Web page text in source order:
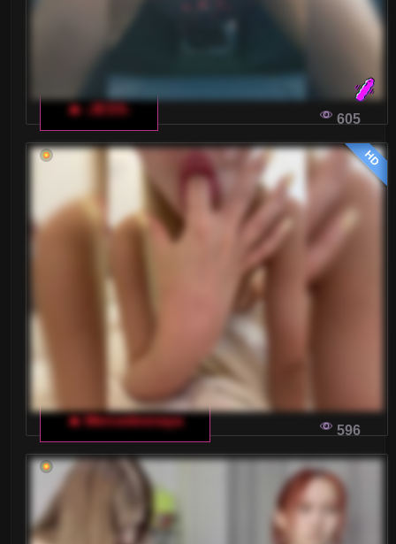
🔥 -JESS-
605
HD
🔥 Mercedesnaya
596